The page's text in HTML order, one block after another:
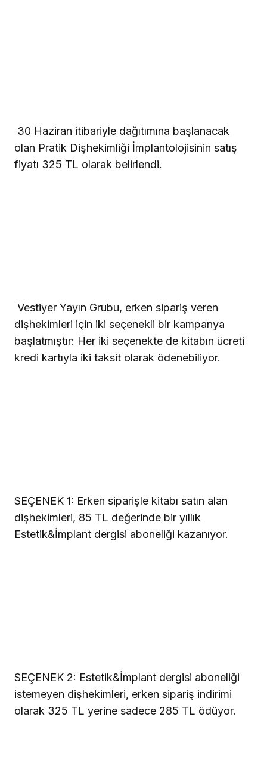
30 Haziran itibariyle dağıtımına başlanacak
olan Pratik Dişhekimliği İmplantolojisinin satış
fiyatı 325 TL olarak belirlendi.
Vestiyer Yayın Grubu, erken sipariş veren
dişhekimleri için iki seçenekli bir kampanya
başlatmıştır: Her iki seçenekte de kitabın ücreti
kredi kartıyla iki taksit olarak ödenebiliyor.
SEÇENEK 1: Erken siparişle kitabı satın alan
dişhekimleri, 85 TL değerinde bir yıllık
Estetik&İmplant dergisi aboneliği kazanıyor.
SEÇENEK 2: Estetik&İmplant dergisi aboneliği
istemeyen dişhekimleri, erken sipariş indirimi
olarak 325 TL yerine sadece 285 TL ödüyor.